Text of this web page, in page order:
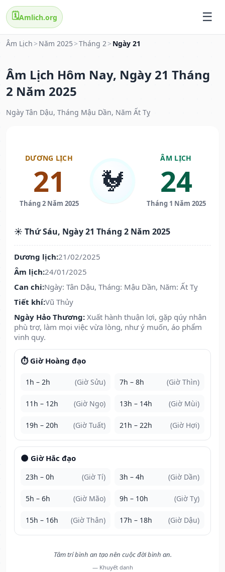
🗓️Amlich.org
Âm Lịch > Năm 2025 >Tháng 2> Ngày 21
Âm Lịch Hôm Nay, Ngày 21 Tháng
2 Năm 2025
Ngày Tân Dậu, Tháng Mậu Dần, Năm Ất Tỵ
DƯƠNG LỊCH
21
Tháng 2 Năm 2025
🐓
ÂM LỊCH
24
Tháng 1 Năm 2025
☀️ Thứ Sáu, Ngày 21 Tháng 2 Năm 2025
Dương lịch:21/02/2025
Âm lịch:24/01/2025
Can chi:Ngày: Tân Dậu, Tháng: Mậu Dần, Năm: Ất Tỵ
Tiết khí:Vũ Thủy
Ngày Hảo Thương: Xuất hành thuận lợi, gặp qúy nhân
phù trợ, làm mọi việc vừa lòng, như ý muốn, áo phẩm
vinh quy.
⏱️ Giờ Hoàng đạo
1h – 2h (Giờ Sửu) 7h – 8h (Giờ Thìn)
11h – 12h (Giờ Ngọ) 13h – 14h (Giờ Mùi)
19h – 20h (Giờ Tuất) 21h – 22h (Giờ Hợi)
🌑 Giờ Hắc đạo
23h – 0h (Giờ Tí) 3h – 4h (Giờ Dần)
5h – 6h (Giờ Mão) 9h – 10h (Giờ Tỵ)
15h – 16h (Giờ Thân) 17h – 18h (Giờ Dậu)
Tâm trí bình an tạo nên cuộc đời bình an.
— Khuyết danh